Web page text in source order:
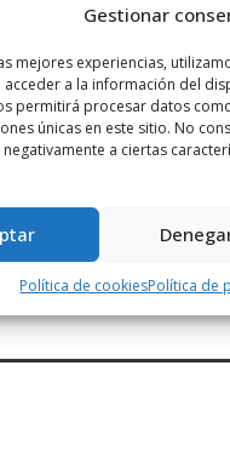
Gestionar
mejores experiencias,
acceder a la información del
permitirá procesar datos
únicas en este sitio. No
a ciertas
Política de cookiesPolítica de
Del Río: «Los